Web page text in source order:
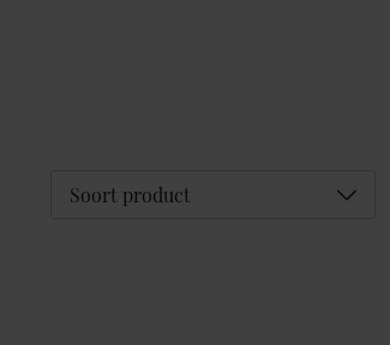
Soort product Déplier